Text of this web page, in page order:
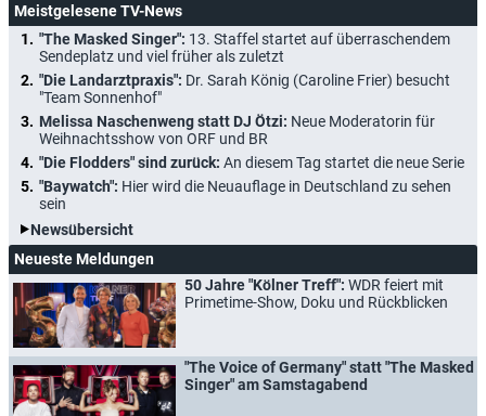
Meistgelesene TV-News
"The Masked Singer": 13. Staffel startet auf überraschendem
Sendeplatz und viel früher als zuletzt
"Die Landarztpraxis": Dr. Sarah König (Caroline Frier) besucht
"Team Sonnenhof"
Melissa Naschenweng statt DJ Ötzi: Neue Moderatorin für
Weihnachtsshow von ORF und BR
"Die Flodders" sind zurück: An diesem Tag startet die neue Serie
"Baywatch": Hier wird die Neuauflage in Deutschland zu sehen
sein
Newsübersicht
Neueste Meldungen
50 Jahre "Kölner Treff": WDR feiert mit
Primetime-Show, Doku und Rückblicken
"The Voice of Germany" statt "The Masked
Singer" am Samstagabend